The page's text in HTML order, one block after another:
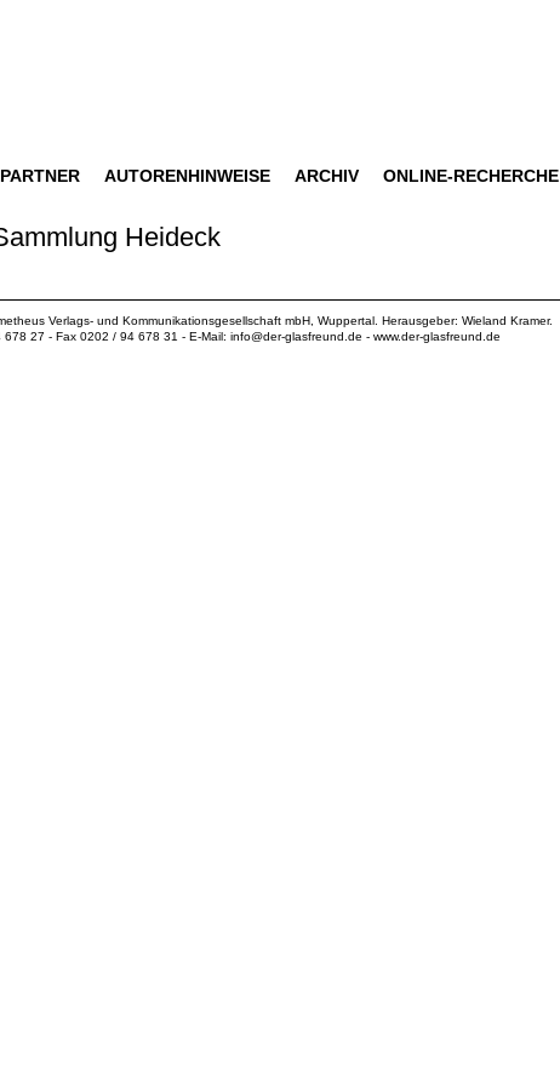
AUTORENHINWEISE ARCHIV ONLINE-RECHERCHE
Heideck
Verlags- und Kommunikationsgesellschaft mbH , Wuppertal. Herausgeber: Wieland Kramer.
27 - Fax 0202 / 94 678 31 - E-Mail: info@der-glasfreund.de - www.der-glasfreund.de